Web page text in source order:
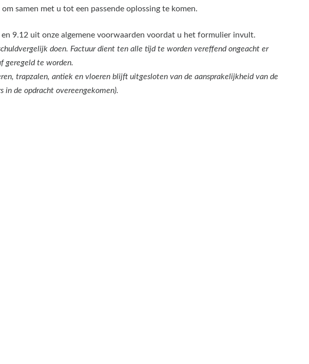
samen met u tot een passende oplossing te komen.
9.12 uit onze algemene voorwaarden voordat u het formulier invult.
doen. Factuur dient ten alle tijd te worden vereffend ongeacht er
geregeld te worden.
trapzalen, antiek en vloeren blijft uitgesloten van de aansprakelijkheid van de
in de opdracht overeengekomen).